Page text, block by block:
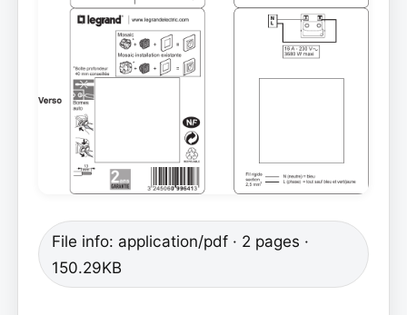
File info: application/pdf · 2 pages ·
150.29KB